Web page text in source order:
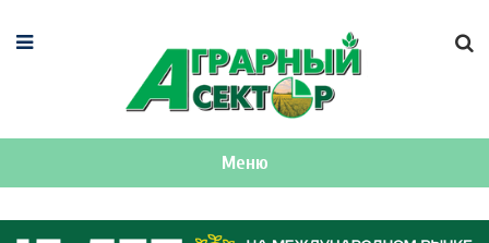
Меню